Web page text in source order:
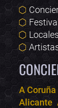
A Coruña
Alicante